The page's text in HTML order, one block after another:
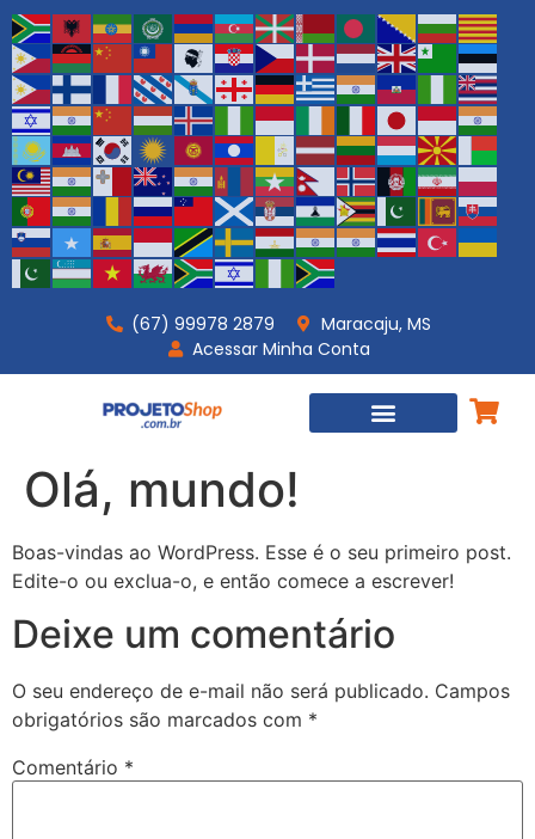
(67) 99978 2879
Maracaju, MS
Acessar Minha Conta
Olá, mundo!
Boas-vindas ao WordPress. Esse é o seu primeiro post.
Edite-o ou exclua-o, e então comece a escrever!
Deixe um comentário
O seu endereço de e-mail não será publicado. Campos
obrigatórios são marcados com *
Comentário *